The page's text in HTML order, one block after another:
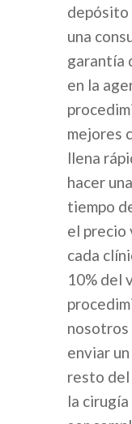
depósito
una
garantía
en la
mejores
llena
hacer
tiempo
el precio
cada
10% del
nosotros
enviar
resto del
la